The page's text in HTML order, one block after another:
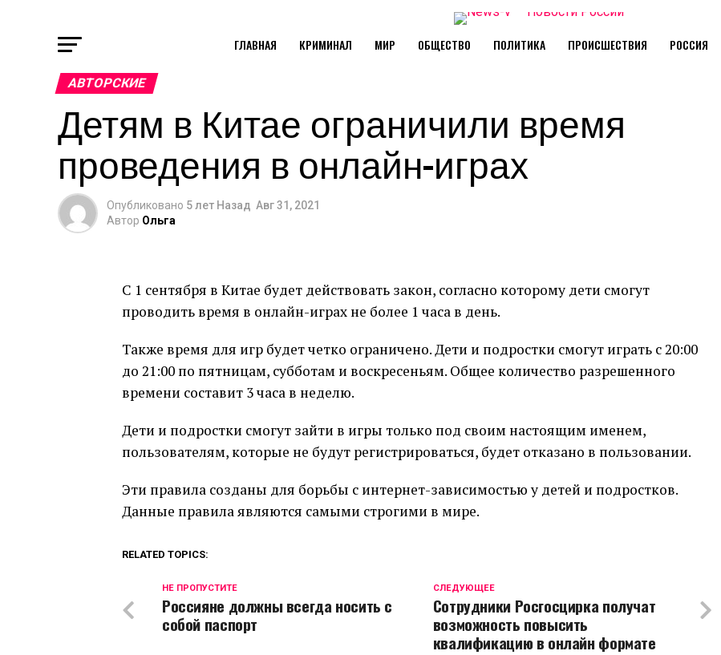
ГЛАВНАЯ КРИМИНАЛ МИР ОБЩЕСТВО ПОЛИТИКА ПРОИСШЕСТВИЯ РОССИЯ
АВТОРСКИЕ
Детям в Китае ограничили время
проведения в онлайн-играх
Опубликовано 5 лет Назад Авг 31, 2021
Автор Ольга
С 1 сентября в Китае будет действовать закон, согласно которому дети смогут
проводить время в онлайн-играх не более 1 часа в день.
Также время для игр будет четко ограничено. Дети и подростки смогут играть с 20:00
до 21:00 по пятницам, субботам и воскресеньям. Общее количество разрешенного
времени составит 3 часа в неделю.
Дети и подростки смогут зайти в игры только под своим настоящим именем,
пользователям, которые не будут регистрироваться, будет отказано в пользовании.
Эти правила созданы для борьбы с интернет-зависимостью у детей и подростков.
Данные правила являются самыми строгими в мире.
RELATED TOPICS:
CЛЕДУЮЩЕЕ
Сотрудники Росгосцирка получат
возможность повысить
квалификацию в онлайн формате
НЕ ПРОПУСТИТЕ
Россияне должны всегда носить с
собой паспорт